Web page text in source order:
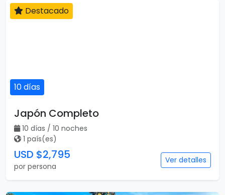
10 días
Destacado
Japón Completo
10 días / 10 noches
1 país(es)
USD $2,795
por persona
Ver detalles